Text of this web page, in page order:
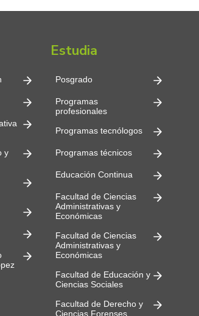
y
Estudia
Posgrado
Programas
profesionales
Programas tecnólogos
Programas técnicos
Educación Continua
Facultad de Ciencias
Administrativas y
Económicas
Facultad de Ciencias
Administrativas y
Económicas
Facultad de Educación y
Ciencias Sociales
Facultad de Derecho y
Ciencias Forenses